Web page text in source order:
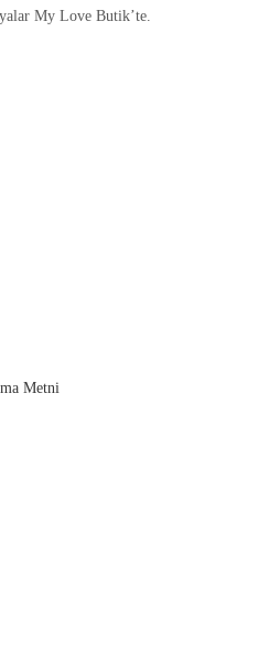
My Love Butik’te.
Metni